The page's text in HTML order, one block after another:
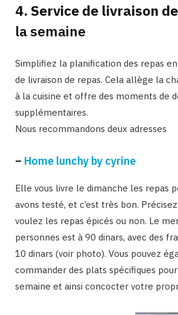
4. Service de livraison
la semaine
Simplifiez la planification des repas
de livraison de repas. Cela allège la
à la cuisine et offre des moments de
supplémentaires.
Nous recommandons deux adresses
– Home lunchy by cyrine
Elle vous livre le dimanche les repas
avons testé, et c’est très bon.
voulez les repas épicés ou non. Le
personnes est à 90 dinars, avec des
10 dinars (voir photo). Vous pouvez
commander des plats spécifiques
semaine et ainsi concocter votre